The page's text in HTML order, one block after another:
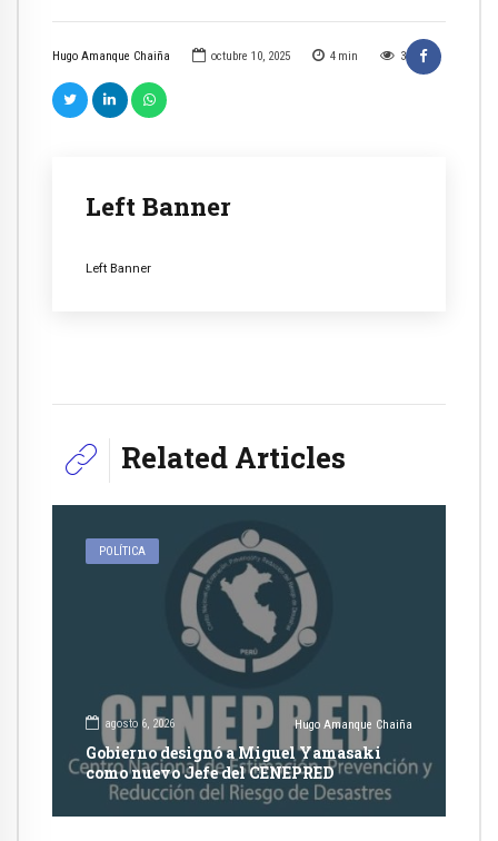
Hugo Amanque Chaiña octubre 10, 2025 4 min 3
Left Banner
Left Banner
Related Articles
POLÍTICA
agosto 6, 2026 Hugo Amanque Chaiña
Gobierno designó a Miguel Yamasaki
como nuevo Jefe del CENEPRED